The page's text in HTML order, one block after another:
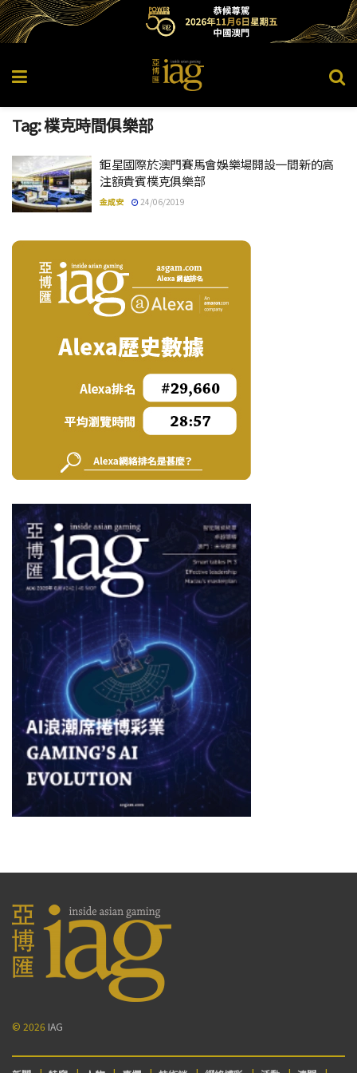
Tag:樸克時間俱樂部
鉅星國際於澳門賽馬會娛樂場開設一間新的高
注額貴賓樸克俱樂部
金成安 24/06/2019
© 2026 IAG